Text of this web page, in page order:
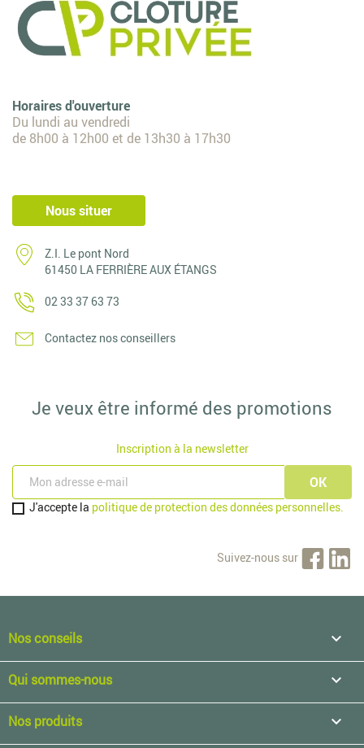
Horaires d'ouverture
Du lundi au vendredi
de 8h00 à 12h00 et de 13h30 à 17h30
Nous situer
Z.I. Le pont Nord
61450 LA FERRIÈRE AUX ÉTANGS
02 33 37 63 73
Contactez nos conseillers
Je veux être informé des promotions
Inscription à la newsletter
J'accepte la politique de protection des données personnelles.
Suivez-nous sur
Nos conseils 
Qui sommes-nous 
Nos produits 